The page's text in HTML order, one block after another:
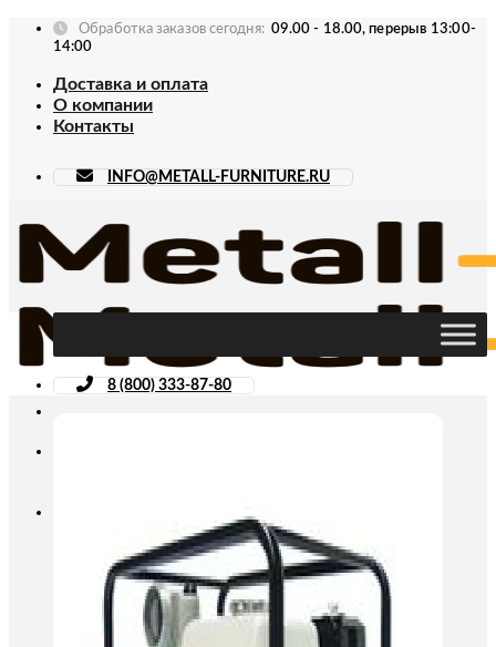
Skip
Обработка заказов сегодня: 09.00 - 18.00, перерыв 13:00-
14:00
Доставка и оплата
О компании
Контакты
INFO@METALL-FURNITURE.RU
8 (800) 333-87-80